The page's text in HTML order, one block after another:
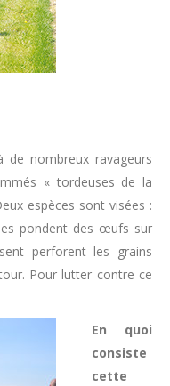
nombreux ravageurs
« tordeuses de la
espèces sont visées :
pondent des œufs sur
perforent les grains
Pour lutter contre ce
En quoi
consiste
cette